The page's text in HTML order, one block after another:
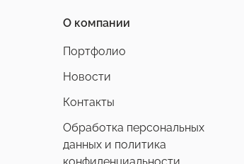
О компании
Портфолио
Новости
Контакты
Обработка персональных
данных и политика